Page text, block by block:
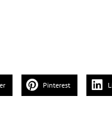
Pinterest